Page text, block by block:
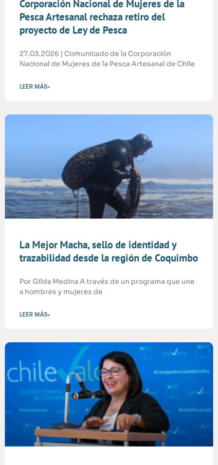
Corporación Nacional de Mujeres de la
Pesca Artesanal rechaza retiro del
proyecto de Ley de Pesca
27.03.2026 | Comunicado de la Corporación
Nacional de Mujeres de la Pesca Artesanal de Chile
LEER MÁS»
La Mejor Macha, sello de identidad y
trazabilidad desde la región de Coquimbo
Por Gilda Medina A través de un programa que une
a hombres y mujeres de
LEER MÁS»